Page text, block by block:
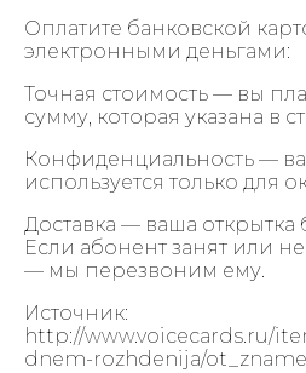
Оплатите банковской
электронными деньгами:
Точная стоимость — вы
сумму, которая указана в
Конфиденциальность —
используется только для
Доставка — ваша открытка
Если абонент занят или
— мы перезвоним ему.
Источник:
http://www.voicecards.ru/
dnem-rozhdenija/